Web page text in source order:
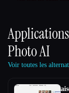
Photo AI
Voir toutes les